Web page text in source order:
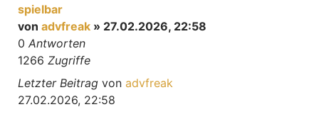
spielbar
von advfreak » 27.02.2026, 22:58
0 Antworten
1266 Zugriffe
Letzter Beitrag von advfreak
27.02.2026, 22:58